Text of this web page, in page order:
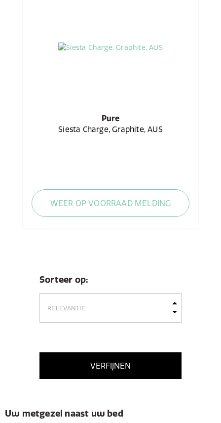
Pure
Siesta Charge, Graphite, AUS
WEER OP VOORRAAD MELDING
Sorteer op:
VERFIJNEN
Uw metgezel naast uw bed